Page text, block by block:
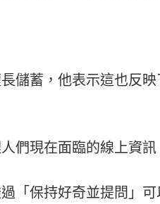
儲蓄，他表示這也反
們現在面臨的線上資訊
「保持好奇並提問」可